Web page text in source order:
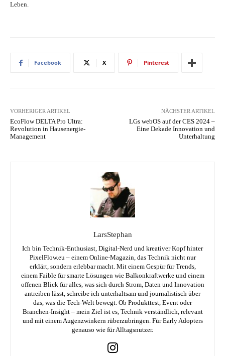
Leben.
Facebook X Pinterest
VORHERIGER ARTIKEL
EcoFlow DELTA Pro Ultra:
Revolution in Hausenergie-
Management
NÄCHSTER ARTIKEL
LGs webOS auf der CES 2024 –
Eine Dekade Innovation und
Unterhaltung
LarsStephan
Ich bin Technik-Enthusiast, Digital-Nerd und kreativer Kopf hinter
PixelFlow.eu – einem Online-Magazin, das Technik nicht nur
erklärt, sondern erlebbar macht. Mit einem Gespür für Trends,
einem Faible für smarte Lösungen wie Balkonkraftwerke und einem
offenen Blick für alles, was sich durch Strom, Daten und Innovation
antreiben lässt, schreibe ich unterhaltsam und journalistisch über
das, was die Tech-Welt bewegt. Ob Produkttest, Event oder
Branchen-Insight – mein Ziel ist es, Technik verständlich, relevant
und mit einem Augenzwinkern rüberzubringen. Für Early Adopters
genauso wie für Alltagsnutzer.